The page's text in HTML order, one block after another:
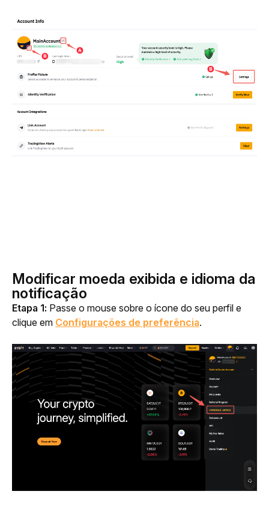
Modificar moeda exibida e idioma da
notificação
Etapa 1: Passe o mouse sobre o ícone do seu perfil e
clique em Configurações de preferência.